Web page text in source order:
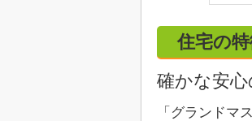
住宅の
確かな安
「グランドマ